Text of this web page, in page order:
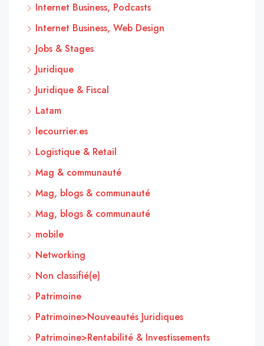
Internet Business, Podcasts
Internet Business, Web Design
Jobs & Stages
Juridique
Juridique & Fiscal
Latam
lecourrier.es
Logistique & Retail
Mag & communauté
Mag, blogs & communauté
Mag, blogs & communauté
mobile
Networking
Non classifié(e)
Patrimoine
Patrimoine>Nouveautés Juridiques
Patrimoine>Rentabilité & Investissements